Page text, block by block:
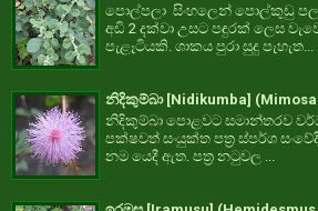
පොල්පලා සිංහලෙන් පොල්කුඩු
අඩි 2 දක්වා උසට පඳුරක් ලෙස
පැළෑටියකි. ශාකය පුරා සුදු පැහැත...
නිදිකුම්බා [Nidikumba]
නිදිකුම්බා පොළවට සමාන්තරව
පක්ෂවත් සංයුක්ත පත්‍ර ස්පර්ශ
නම යෙදී ඇත. පත්‍ර නටුවල ...